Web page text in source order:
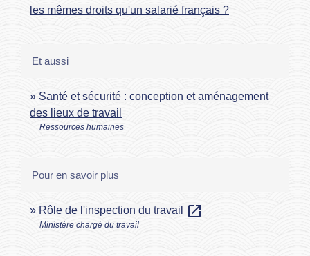
les mêmes droits qu'un salarié français ?
Et aussi
Santé et sécurité : conception et aménagement
des lieux de travail
Ressources humaines
Pour en savoir plus
Rôle de l'inspection du travail open_in_new
Ministère chargé du travail